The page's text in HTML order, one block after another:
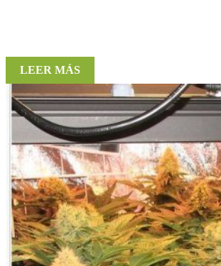
LEER MÁS